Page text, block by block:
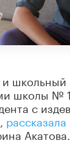
школьный
школы №
с
рассказала
Акатова.